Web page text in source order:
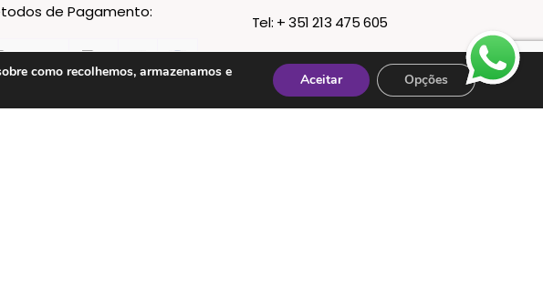
de Pagamento:
Tel: + 351 213 475 605
e-mail: esmtc@esmtc.pt
como recolhemos, armazenamos e
Aceitar Opções